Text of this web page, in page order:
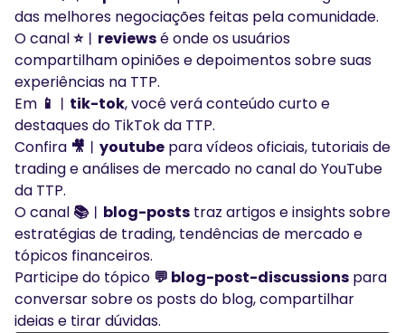
das melhores negociações feitas pela comunidade.
O canal⭐︱reviewsé onde os usuários
compartilham opiniões e depoimentos sobre suas
experiências na TTP.
Em 📱︱tik-tok, você verá conteúdo curto e
destaques do TikTok da TTP.
Confira 🎥︱youtube para vídeos oficiais, tutoriais de
trading e análises de mercado no canal do YouTube
da TTP.
O canal 📚︱blog-posts traz artigos e insights sobre
estratégias de trading, tendências de mercado e
tópicos financeiros.
Participe do tópico 💬 blog-post-discussions para
conversar sobre os posts do blog, compartilhar
ideias e tirar dúvidas.